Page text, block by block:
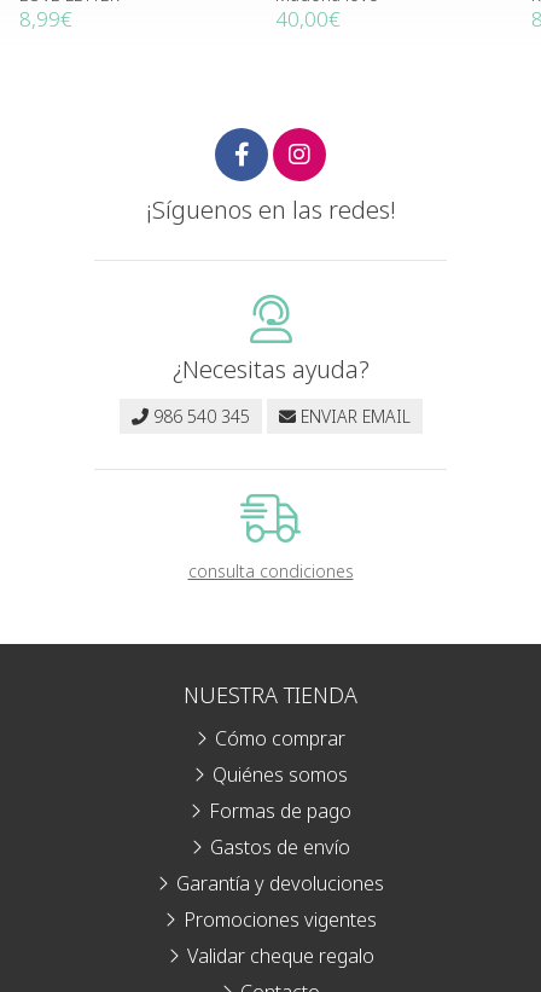
8,99€ 40,00€
¡Síguenos en las redes!
¿Necesitas ayuda?
986 540 345 ENVIAR EMAIL
consulta condiciones
NUESTRA TIENDA
Cómo comprar
Quiénes somos
Formas de pago
Gastos de envío
Garantía y devoluciones
Promociones vigentes
Validar cheque regalo